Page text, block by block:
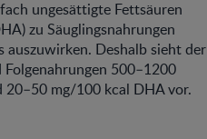
ungesättigte Fettsäuren
zu Säuglingsnahrungen
auszuwirken. Deshalb sieht der
500–1200
mg/100 kcal DHA vor.